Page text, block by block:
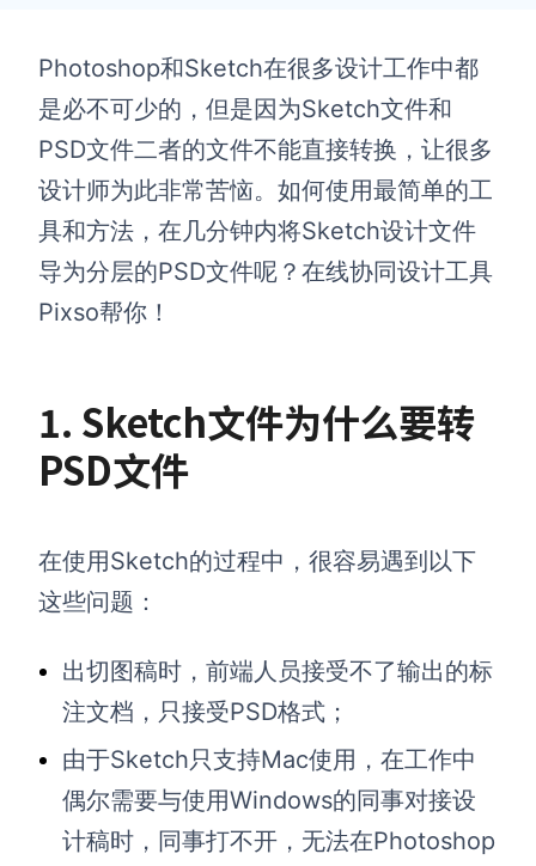
Photoshop和Sketch在很多设计工作中都
是必不可少的，但是因为Sketch文件和
PSD文件二者的文件不能直接转换，让很多
设计师为此非常苦恼。如何使用最简单的工
具和方法，在几分钟内将Sketch设计文件
导为分层的PSD文件呢？在线协同设计工具
Pixso帮你！
1. Sketch文件为什么要转
PSD文件
在使用Sketch的过程中，很容易遇到以下
这些问题：
出切图稿时，前端人员接受不了输出的标
注文档，只接受PSD格式；
由于Sketch只支持Mac使用，在工作中
偶尔需要与使用Windows的同事对接设
计稿时，同事打不开，无法在Photoshop